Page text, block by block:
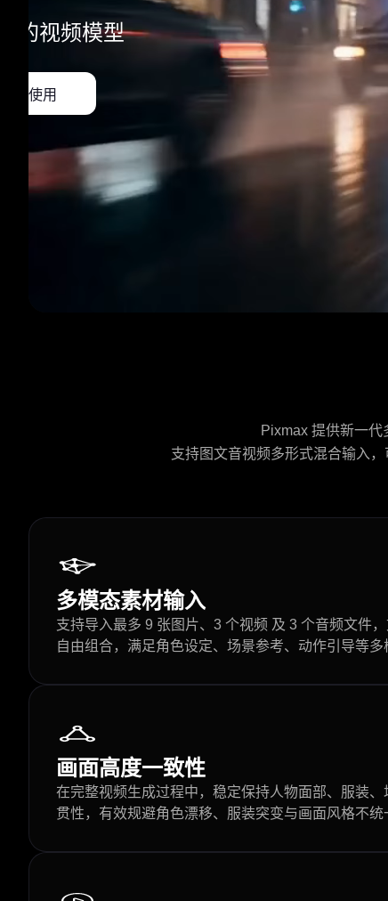
的视频模型
立即使用
Pixmax 提供新一代
支持图文音视频多形式混合输入
多模态素材输入
支持导入最多 9 张图片、3 个视频 及 3 个音频文件
自由组合，满足角色设定、场景参考、动作引导等多
画面高度一致性
在完整视频生成过程中，稳定保持人物面部、服装
贯性，有效规避角色漂移、服装突变与画面风格不统